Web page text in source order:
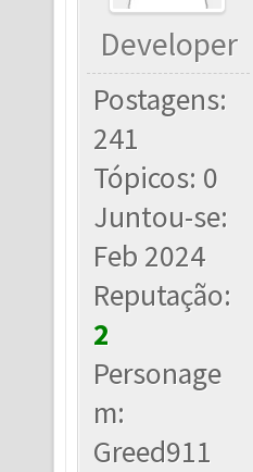
Developer
Postagens:
241
Tópicos: 0
Juntou-se:
Feb 2024
Reputação:
2
Personage
m:
Greed911